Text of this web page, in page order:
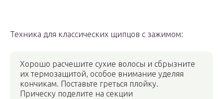
Техника для классических щипцов с зажимом:
Хорошо расчешите сухие волосы и сбрызните
их термозащитой, особое внимание уделяя
кончикам. Поставьте греться плойку.
Прическу поделите на секции